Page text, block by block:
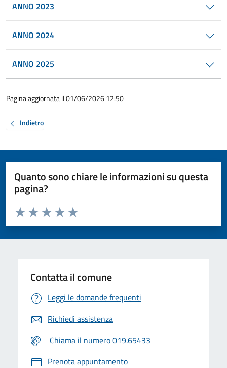
ANNO 2023
ANNO 2024
ANNO 2025
Pagina aggiornata il 01/06/2026 12:50
Indietro
Quanto sono chiare le informazioni su questa
pagina?
Valuta da 1 a 5 stelle la pagina
Valuta 5 stelle su 5
Valuta 4 stelle su 5
Valuta 3 stelle su 5
Valuta 2 stelle su 5
Valuta 1 stelle su 5
Contatta il comune
Leggi le domande frequenti
Richiedi assistenza
Chiama il numero 019.65433
Prenota appuntamento